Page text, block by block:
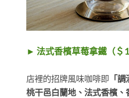
► 法式香檳草莓拿鐵（＄
店裡的招牌風味咖啡即 「
桃干邑白蘭地、法式香檳、